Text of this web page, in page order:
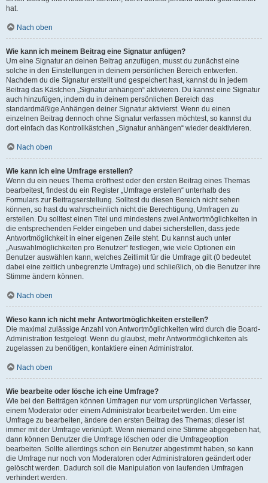
hat.
Nach oben
Wie kann ich meinem Beitrag eine Signatur anfügen?
Um eine Signatur an deinen Beitrag anzufügen, musst du zunächst eine
solche in den Einstellungen in deinem persönlichen Bereich entwerfen.
Nachdem du die Signatur erstellt und gespeichert hast, kannst du in jedem
Beitrag das Kästchen „Signatur anhängen“ aktivieren. Du kannst eine Signatur
auch hinzufügen, indem du in deinem persönlichen Bereich das
standardmäßige Anhängen deiner Signatur aktivierst. Wenn du einen
einzelnen Beitrag dennoch ohne Signatur verfassen möchtest, so kannst du
dort einfach das Kontrollkästchen „Signatur anhängen“ wieder deaktivieren.
Nach oben
Wie kann ich eine Umfrage erstellen?
Wenn du ein neues Thema eröffnest oder den ersten Beitrag eines Themas
bearbeitest, findest du ein Register „Umfrage erstellen“ unterhalb des
Formulars zur Beitragserstellung. Solltest du diesen Bereich nicht sehen
können, so hast du wahrscheinlich nicht die Berechtigung, Umfragen zu
erstellen. Du solltest einen Titel und mindestens zwei Antwortmöglichkeiten in
die entsprechenden Felder eingeben und dabei sicherstellen, dass jede
Antwortmöglichkeit in einer eigenen Zeile steht. Du kannst auch unter
„Auswahlmöglichkeiten pro Benutzer“ festlegen, wie viele Optionen ein
Benutzer auswählen kann, welches Zeitlimit für die Umfrage gilt (0 bedeutet
dabei eine zeitlich unbegrenzte Umfrage) und schließlich, ob die Benutzer ihre
Stimme ändern können.
Nach oben
Wieso kann ich nicht mehr Antwortmöglichkeiten erstellen?
Die maximal zulässige Anzahl von Antwortmöglichkeiten wird durch die Board-
Administration festgelegt. Wenn du glaubst, mehr Antwortmöglichkeiten als
zugelassen zu benötigen, kontaktiere einen Administrator.
Nach oben
Wie bearbeite oder lösche ich eine Umfrage?
Wie bei den Beiträgen können Umfragen nur vom ursprünglichen Verfasser,
einem Moderator oder einem Administrator bearbeitet werden. Um eine
Umfrage zu bearbeiten, ändere den ersten Beitrag des Themas; dieser ist
immer mit der Umfrage verknüpft. Wenn niemand eine Stimme abgegeben hat,
dann können Benutzer die Umfrage löschen oder die Umfrageoption
bearbeiten. Sollte allerdings schon ein Benutzer abgestimmt haben, so kann
die Umfrage nur noch von Moderatoren oder Administratoren geändert oder
gelöscht werden. Dadurch soll die Manipulation von laufenden Umfragen
verhindert werden.